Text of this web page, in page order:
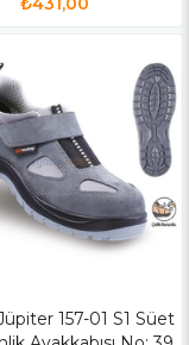
157-01 S1 Süet